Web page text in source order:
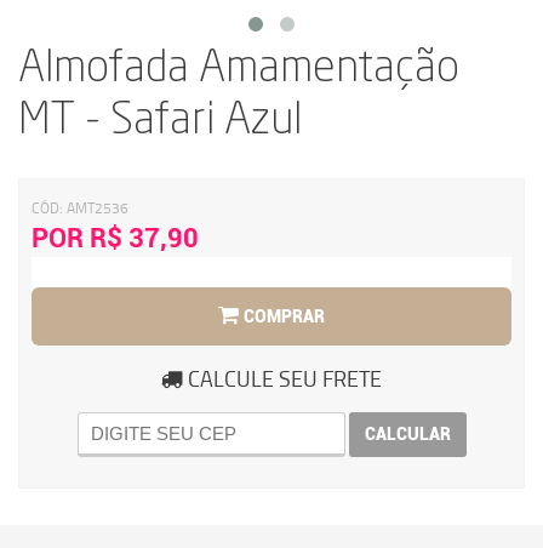
Almofada Amamentação
MT - Safari Azul
CÓD: AMT2536
POR R$ 37,90
COMPRAR
CALCULE SEU FRETE
CALCULAR